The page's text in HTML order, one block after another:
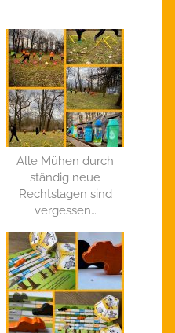
Alle Mühen durch
ständig neue
Rechtslagen sind
vergessen…